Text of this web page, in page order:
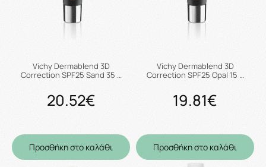
Vichy Dermablend 3D
Correction SPF25 Sand 35 …
20.52€
Προσθήκη στο καλάθι
Vichy Dermablend 3D
Correction SPF25 Opal 15 …
19.81€
Προσθήκη στο καλάθι